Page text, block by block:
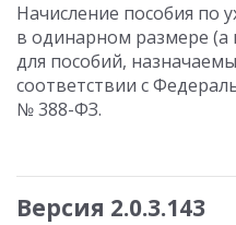
Начисление пособия по
в одинарном размере (а
для пособий,
соответствии с
№ 388-ФЗ.
Версия 2.0.3.143